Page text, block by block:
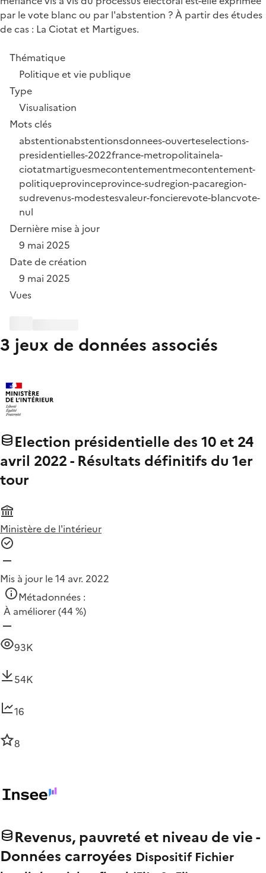
par le vote blanc ou par l'abstention ? À partir des études
de cas : La Ciotat et Martigues.
Thématique
Politique et vie publique
Type
Visualisation
Mots clés
abstentionabstentionsdonnees-ouverteselections-
presidentielles-2022france-metropolitainela-
ciotatmartiguesmecontentementmecontentement-
politiqueprovinceprovince-sudregion-pacaregion-
sudrevenus-modestesvaleur-foncierevote-blancvote-
nul
Dernière mise à jour
9 mai 2025
Date de création
9 mai 2025
Vues
3 jeux de données associés
Election présidentielle des 10 et 24
avril 2022 - Résultats définitifs du 1er
tour
Ministère de l'intérieur
Mis à jour le 14 avr. 2022
Métadonnées :
À améliorer(44 %)
93K
54K
16
8
Revenus, pauvreté et niveau de vie -
Données carroyées Dispositif Fichier